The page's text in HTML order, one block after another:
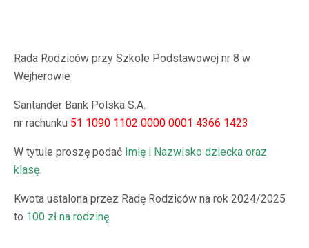
Rada Rodziców przy Szkole Podstawowej nr 8 w
Wejherowie
Santander Bank Polska S.A.
nr rachunku 51 1090 1102 0000 0001 4366 1423
W tytule proszę podać Imię i Nazwisko dziecka oraz
klasę.
Kwota ustalona przez Radę Rodziców na rok 2024/2025
to 100 zł na rodzinę.